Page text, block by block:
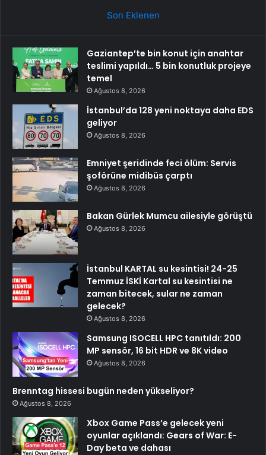
Son Eklenen
Gaziantep’te bin konut için anahtar
teslimi yapıldı… 5 bin konutluk projeye
temel
Ağustos 8, 2026
İstanbul’da 128 yeni noktaya daha EDS
geliyor
Ağustos 8, 2026
Emniyet şeridinde feci ölüm: Servis
şoförüne midibüs çarptı
Ağustos 8, 2026
Bakan Gürlek Mumcu ailesiyle görüştü
Ağustos 8, 2026
İstanbul KARTAL su kesintisi! 24-25
Temmuz İSKİ Kartal su kesintisi ne
zaman bitecek, sular ne zaman
gelecek?
Ağustos 8, 2026
Samsung ISOCELL HPC tanıtıldı: 200
MP sensör, 16 bit HDR ve 8K video
Ağustos 8, 2026
Brenntag hissesi bugün neden yükseliyor?
Ağustos 8, 2026
Xbox Game Pass’e gelecek yeni
oyunlar açıklandı: Gears of War: E-
Day beta ve dahası